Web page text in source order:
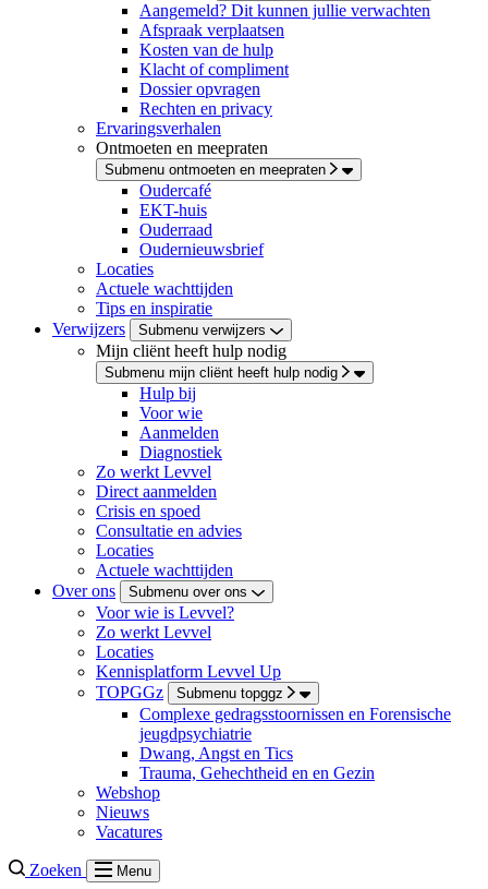
Aangemeld? Dit kunnen jullie verwachten
Afspraak verplaatsen
Kosten van de hulp
Klacht of compliment
Dossier opvragen
Rechten en privacy
Ervaringsverhalen
Ontmoeten en meepraten
Submenu ontmoeten en meepraten
Oudercafé
EKT-huis
Ouderraad
Oudernieuwsbrief
Locaties
Actuele wachttijden
Tips en inspiratie
Verwijzers
Submenu verwijzers
Mijn cliënt heeft hulp nodig
Submenu mijn cliënt heeft hulp nodig
Hulp bij
Voor wie
Aanmelden
Diagnostiek
Zo werkt Levvel
Direct aanmelden
Crisis en spoed
Consultatie en advies
Locaties
Actuele wachttijden
Over ons
Submenu over ons
Voor wie is Levvel?
Zo werkt Levvel
Locaties
Kennisplatform Levvel Up
TOPGGz
Submenu topggz
Complexe gedragsstoornissen en Forensische
jeugdpsychiatrie
Dwang, Angst en Tics
Trauma, Gehechtheid en en Gezin
Webshop
Nieuws
Vacatures
Zoeken Menu